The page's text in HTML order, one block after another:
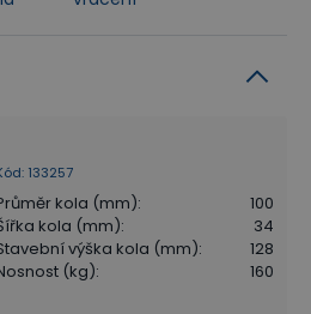
: 133257
kola (mm):
100
kola (mm):
34
výška kola (mm):
128
(kg): 160